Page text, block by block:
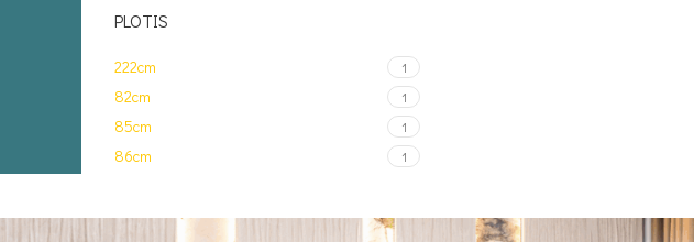
PLOTIS
222cm 1
82cm 1
85cm 1
86cm 1